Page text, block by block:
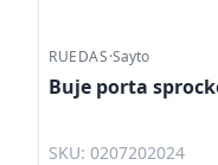
RUEDAS·Sayto
Buje porta
SKU: 0207202024